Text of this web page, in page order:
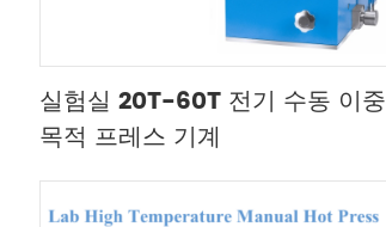
실험실 20T-60T 전기 수동 이중
목적 프레스 기계